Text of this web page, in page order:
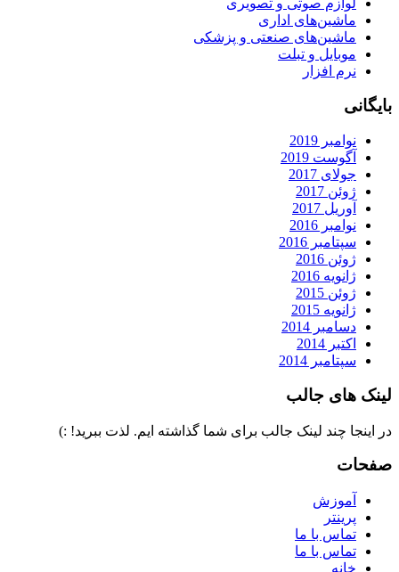
ماشین‌های اداری
ماشین‌های صنعتی و پزشکی
موبایل و تبلت
نرم افزار
بایگانی
نوامبر 2019
آگوست 2019
جولای 2017
ژوئن 2017
آوریل 2017
نوامبر 2016
سپتامبر 2016
ژوئن 2016
ژانویه 2016
ژوئن 2015
ژانویه 2015
دسامبر 2014
اکتبر 2014
سپتامبر 2014
لینک های جالب
در اینجا چند لینک جالب برای شما گذاشته ایم. لذت ببرید! :)
صفحات
آموزش
پرینتر
تماس با ما
تماس با ما
خانه